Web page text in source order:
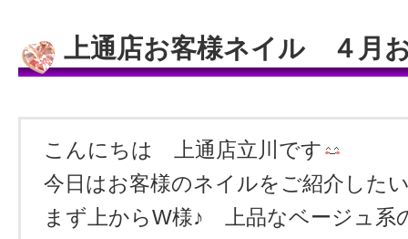
上通店お客様ネイル ４月
こんにちは 上通店立川です
今日はお客様のネイルをご紹介した
まず上からW様♪ 上品なベージュ系